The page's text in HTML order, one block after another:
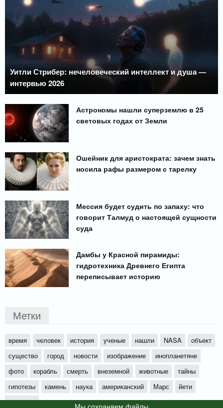
Уитли Стрибер: нечеловеческий интеллект и душа —
интервью 2026
Астрономы нашли суперземлю в 25
световых годах от Земли
Ошейник для аристократа: зачем знать
носила рафы размером с тарелку
Мессия будет судить по запаху: что
говорит Талмуд о настоящей сущности
суда
Дамбы у Красной пирамиды:
гидротехника Древнего Египта
переписывает историю
Метки
время человек история ученые нашли NASA
объект
существо
город новости изображение
инопланетяне
фото
корабль смерть внеземной животные
тайны
гипотезы
камень наука американский Марс
йети
будущее